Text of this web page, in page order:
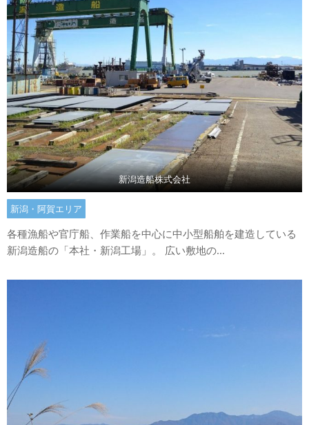
新潟造船株式会社
新潟・阿賀エリア
各種漁船や官庁船、作業船を中心に中小型船舶を建造している
新潟造船の「本社・新潟工場」。 広い敷地の...